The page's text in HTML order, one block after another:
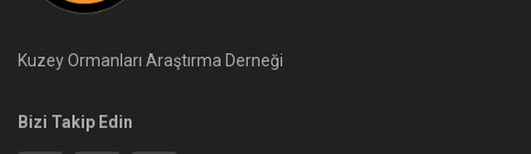
Kuzey Ormanları Araştırma Derneği
Bizi Takip Edin